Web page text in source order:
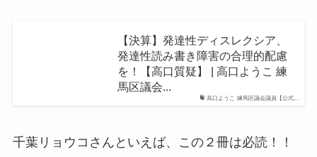
高口ようこ 練馬区議会議員【公式...
【決算】発達性ディスレクシア、
発達性読み書き障害の合理的配慮
を！【高口質疑】 | 高口ようこ 練
馬区議会...
千葉リョウコさんといえば、この２冊は必読！！